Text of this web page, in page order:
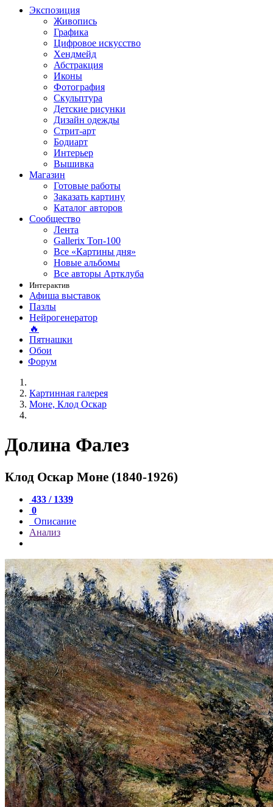
Экспозиция
Живопись
Графика
Цифровое искусство
Хендмейд
Абстракция
Иконы
Фотография
Скульптура
Детские рисунки
Дизайн одежды
Стрит-арт
Бодиарт
Интерьер
Вышивка
Магазин
Готовые работы
Заказать картину
Каталог авторов
Сообщество
Лента
Gallerix Топ-100
Все «Картины дня»
Новые альбомы
Все авторы Артклуба
Интерактив
Афиша выставок
Пазлы
Нейрогенератор
🔥
Пятнашки
Обои
Форум
Картинная галерея
Моне, Клод Оскар
Долина Фалез
Клод Оскар Моне (1840-1926)
433 / 1339
0
Описание
Анализ